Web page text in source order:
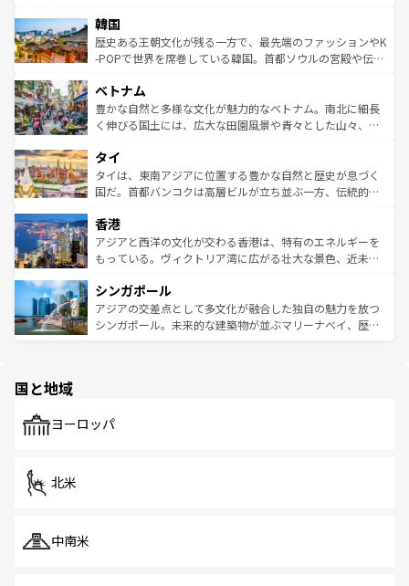
はコンテンツ一覧
いる。アクティビティも充実しており、サーフィンやダイ
ビング、ハイキングなど、アウトドア好きにはたまらな
い。オーストラリアの多彩な魅力を存分に味わいつくそ
参照してほしい。
ン）、静ひつな山岳地帯である台湾東部など、都市の喧騒
と山間の静けさが共存しており、訪れる人に新しい発見と
驚きをもたらしてくれる。また、奥深い台湾の食文化も魅
容にもいいと評判のスイーツなど、バラエティ豊かな料理
が味わえる。 なお、新着の台湾情報は コンテンツ一覧を参
照してほしい。
韓国
歴史ある王朝文化が残る一方で、最先端のファッションやK
-POPで世界を席巻している韓国。首都ソウルの宮殿や伝統
き、地方に足を延ばせば四季折々の自然美を楽しむことが
できる。そして、キムチや焼肉、絶品のストリートフード
まで、さまざまな韓国料理が待っている。夜には、韓国な
リティに包まれながら、韓国の多彩な魅力を心ゆくまで味
わってみてほしい。 なお、新着の韓国情報はコンテンツ一
覧を参照してほしい。
ベトナム
豊かな自然と多様な文化が魅力的なベトナム。南北に細長
く伸びる国土には、広大な田園風景や青々とした山々、世
急速な発展と共に伝統が息づく。ハノイの古い町並みやホ
ーチミン市のフランス統治時代の建物も、独特の雰囲気を
醸し出している。また、バラエティの豊かさとおいしさで
とつ。フォーやバインミー、ベトナムコーヒーなどは、ぜ
ひ現地で味わいたい。どの地域を訪れてもあたたかい人々
が旅行者を迎えてくれるので、きっと忘れられない旅にな
参照してほしい。
タイ
タイは、東南アジアに位置する豊かな自然と歴史が息づく
国だ。首都バンコクは高層ビルが立ち並ぶ一方、伝統的な
の活気が交差している。北部ではチェンマイなどの山岳地
帯で自然と触れ合い、南部ではプーケットやクラビの美し
いビーチでリゾート気分を楽しむことができる。タイ料理
激する。気候は一年中温暖で、どの季節にも異なる楽しみ
が待っている。親しみやすいタイの人々、仏教を中心とし
た文化、そして多様な観光資源が、訪れる旅人を魅了し続
香港
アジアと西洋の文化が交わる香港は、特有のエネルギーを
もっている。ヴィクトリア湾に広がる壮大な景色、近未来
み、どこを訪れても感動するはず。観光スポットが密集し
ており、効率よく見どころを回れるのも魅力。息をのむよ
うな絶景から文化的な体験まで、香港を存分に楽しみ尽く
シンガポール
アジアの交差点として多文化が融合した独自の魅力を放つ
シンガポール。未来的な建築物が並ぶマリーナベイ、歴史
で、ホーカーズは地元の風情を楽しめる外せないスポット
国と地域
ヨーロッパ
北米
中南米